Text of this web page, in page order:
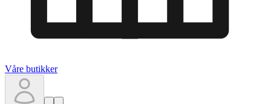
Våre butikker